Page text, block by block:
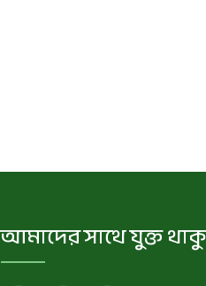
আমাদের সাথে যুক্ত